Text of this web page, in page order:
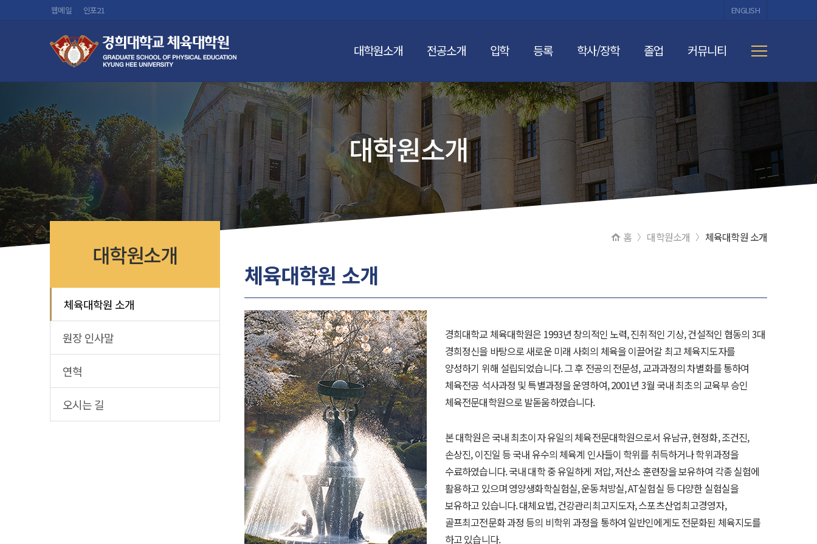
웹메일 인포21 ENGLISH
대학원소개
체육대학원 소개 원장 인사말 연혁 오시는 길
전공소개
석·박사과정
입학
모집요강
등록
등록금 납입 등록금 반환 등록금 분할납부
학사/장학
학적 수업
졸업
학위논문 논문대체
커뮤니티
중요공지 기타공지 학칙/규정
대학원소개
홈 대학원소개 체육대학원 소개
대학원소개
체육대학원 소개
원장 인사말
연혁
오시는 길
체육대학원 소개
경희대학교 체육대학원은 1993년 창의적인 노력, 진취적인 기상, 건설적인 협동의 3대
경희정신을 바탕으로 새로운 미래 사회의 체육을 이끌어갈 최고 체육지도자를
양성하기 위해 설립되었습니다. 그 후 전공의 전문성, 교과과정의 차별화를 통하여
체육전공 석사과정 및 특별과정을 운영하여, 2001년 3월 국내 최초의 교육부 승인
체육전문대학원으로 발돋움하였습니다.
본 대학원은 국내 최초이자 유일의 체육전문대학원으로서 유남규, 현정화, 조건진,
손상진, 이진일 등 국내 유수의 체육계 인사들이 학위를 취득하거나 학위과정을
수료하였습니다. 국내 대학 중 유일하게 저압, 저산소 훈련장을 보유하여 각종 실험에
활용하고 있으며 영양생화학실험실, 운동처방실, AT실험실 등 다양한 실험실을
보유하고 있습니다. 대체요법, 건강관리최고지도자, 스포츠산업최고경영자,
골프최고전문화 과정 등의 비학위 과정을 통하여 일반인에게도 전문화된 체육지도를
하고 있습니다.